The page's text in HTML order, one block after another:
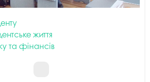
життя
та фінансів